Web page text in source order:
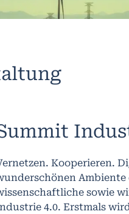
Kooperieren.
Ambiente
sowie
4.0. Erstmals